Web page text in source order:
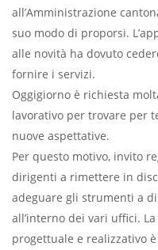
all’Amministrazione
suo modo di proporsi.
alle novità ha dovuto
fornire i servizi.
Oggigiorno è richiesta
lavorativo per trovare per
nuove aspettative.
Per questo motivo, invito
dirigenti a rimettere in
adeguare gli strumenti a
all’interno dei vari uffici.
progettuale e realizzativo